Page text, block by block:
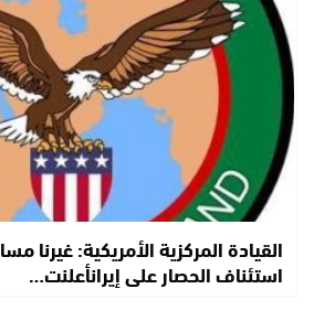
استئناف الحصار على إيرانأعلنت…